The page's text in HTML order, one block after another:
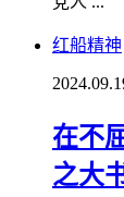
红船精神
在不
之大